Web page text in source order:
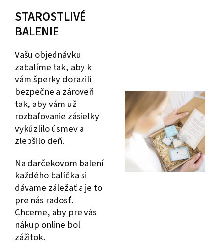
STAROSTLIVÉ
BALENIE
Vašu objednávku
zabalíme tak, aby k
vám šperky dorazili
bezpečne a zároveň
tak, aby vám už
rozbaľovanie zásielky
vykúzlilo úsmev a
zlepšilo deň.
Na darčekovom balení
každého balíčka si
dávame záležať a je to
pre nás radosť.
Chceme, aby pre vás
nákup online bol
zážitok.